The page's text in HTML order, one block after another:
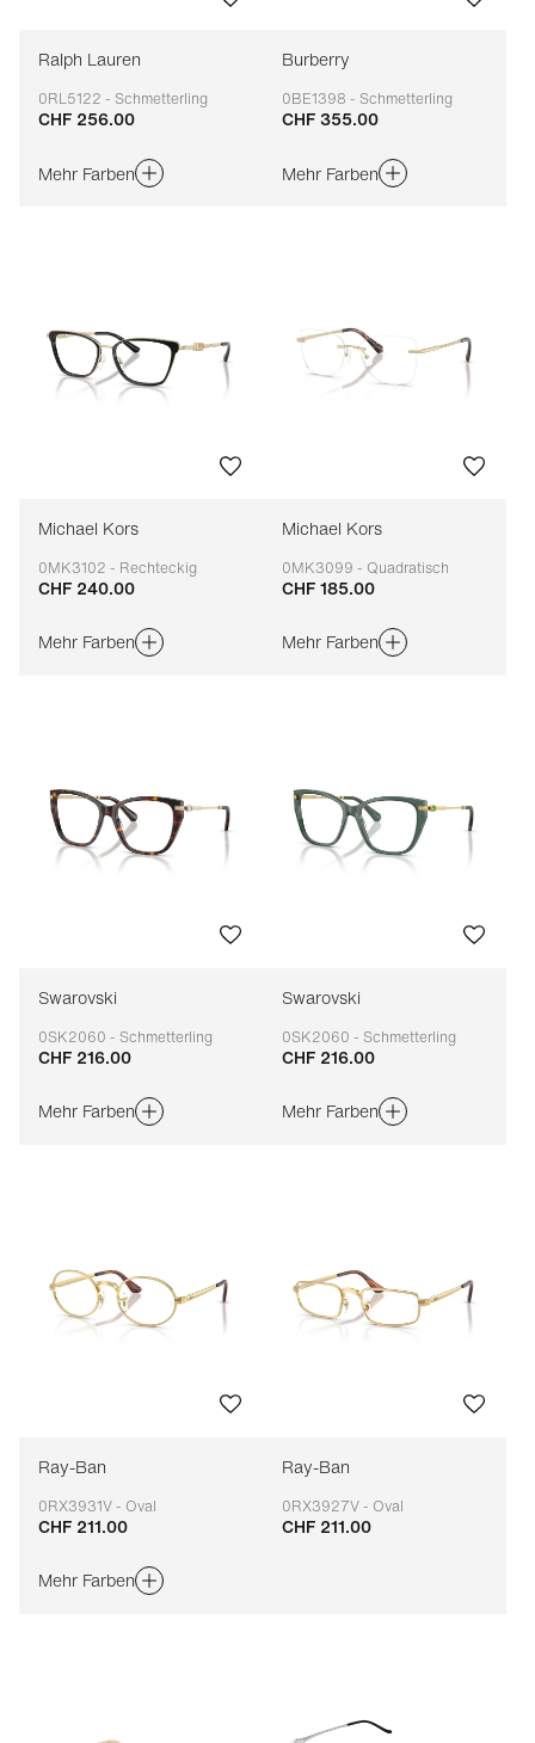
Ralph Lauren
0RL5122 - Schmetterling
Anpassbar
CHF 256.00
Mehr Farben
Burberry
0BE1398 - Schmetterling
Anpassbar
CHF 355.00
Mehr Farben
Michael Kors
0MK3102 - Rechteckig
Anpassbar
CHF 240.00
Mehr Farben
Michael Kors
0MK3099 - Quadratisch
Anpassbar
CHF 185.00
Mehr Farben
Swarovski
0SK2060 - Schmetterling
Anpassbar
CHF 216.00
Mehr Farben
Swarovski
0SK2060 - Schmetterling
Anpassbar
CHF 216.00
Mehr Farben
Ray-Ban
0RX3931V - Oval
Anpassbar
CHF 211.00
Mehr Farben
Ray-Ban
0RX3927V - Oval
Anpassbar
CHF 211.00